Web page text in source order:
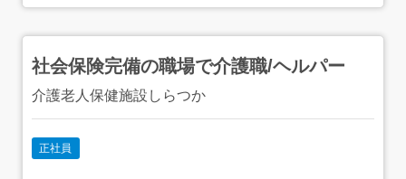
社会保険完備の職場で介護職/ヘルパー
介護老人保健施設しらつか
正社員